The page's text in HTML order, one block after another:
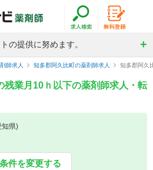
の提供に努めます。
師求人 知多郡阿久比町の薬剤師求人 知多郡阿久
残業月10ｈ以下の薬剤師求人・転
知県)
条件を変更する